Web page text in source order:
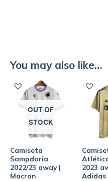
You may also like…
OUT OF
STOCK
Camiseta
Sampdoria
2022/23 away |
Macron
2023
Adidas